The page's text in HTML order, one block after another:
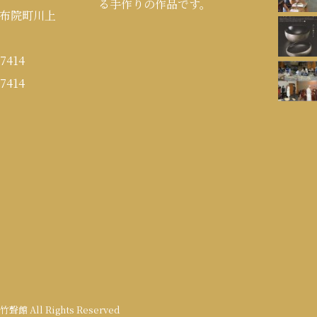
院町川上
る手作りの作品です。
聲館 All Rights Reserved